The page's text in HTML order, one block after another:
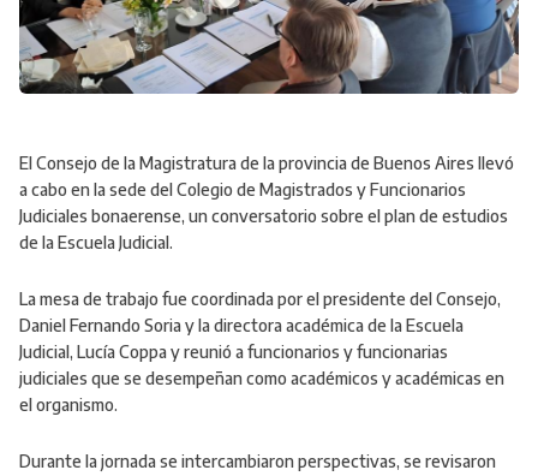
El Consejo de la Magistratura de la provincia de Buenos Aires llevó
a cabo en la sede del Colegio de Magistrados y Funcionarios
Judiciales bonaerense, un conversatorio sobre el plan de estudios
de la Escuela Judicial.
La mesa de trabajo fue coordinada por el presidente del Consejo,
Daniel Fernando Soria y la directora académica de la Escuela
Judicial, Lucía Coppa y reunió a funcionarios y funcionarias
judiciales que se desempeñan como académicos y académicas en
el organismo.
Durante la jornada se intercambiaron perspectivas, se revisaron